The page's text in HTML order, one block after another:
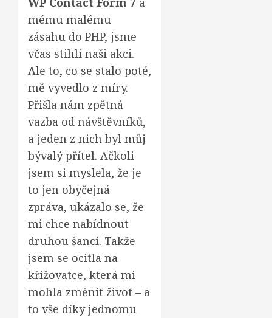
mému malému
zásahu do PHP, jsme
včas stihli naši akci.
Ale to, co se stalo poté,
mě vyvedlo z míry.
Přišla nám zpětná
vazba od návštěvníků,
a jeden z nich byl můj
bývalý přítel. Ačkoli
jsem si myslela, že je
to jen obyčejná
zpráva, ukázalo se, že
mi chce nabídnout
druhou šanci. Takže
jsem se ocitla na
křižovatce, která mi
mohla změnit život – a
to vše díky jednomu